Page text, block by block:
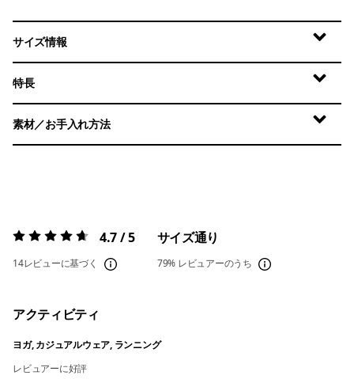
サイズ情報
特長
素材／お手入れ方法
評価:4.7 / 5 4.7 / 5
14レビューに基づく
サイズ通り
79% レビュアーのうち
アクティビティ
ヨガ, カジュアルウェア, ランニング
レビュアーに好評